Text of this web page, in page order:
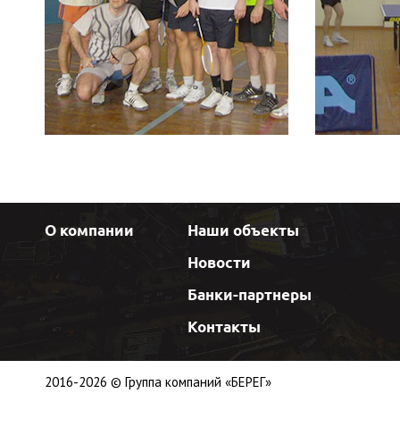
О компании
Наши объекты
Новости
Банки-партнеры
Контакты
2016-2026 © Группа компаний «БЕРЕГ»